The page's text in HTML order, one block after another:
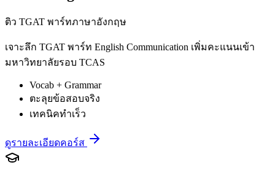
ติว TGAT พาร์ทภาษาอังกฤษ
เจาะลึก TGAT พาร์ท English Communication เพิ่มคะแนนเข้า
มหาวิทยาลัยรอบ TCAS
Vocab + Grammar
ตะลุยข้อสอบจริง
เทคนิคทำเร็ว
ดูรายละเอียดคอร์ส